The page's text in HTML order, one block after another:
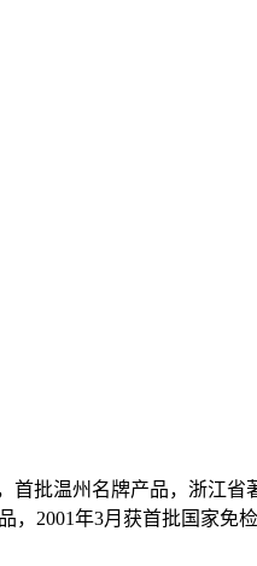
批温州名牌产品，浙江省
2001年3月获首批国家免